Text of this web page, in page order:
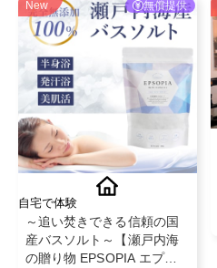
New 無償提供
自宅で体験
～追い焚きできる信頼の国
産バスソルト～【瀬戸内海
の贈り物 EPSOPIA エプソ